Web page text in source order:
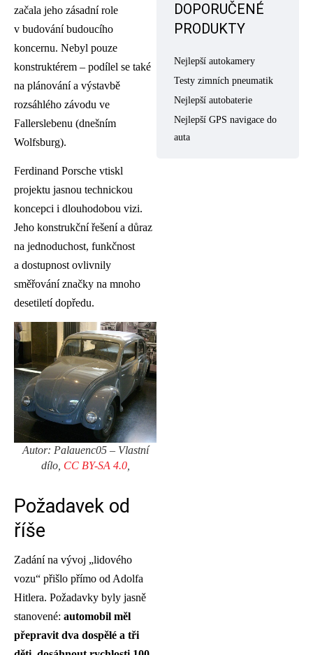
začala jeho zásadní role
v budování budoucího
koncernu. Nebyl pouze
konstruktérem – podílel se také
na plánování a výstavbě
rozsáhlého závodu ve
Fallerslebenu (dnešním
Wolfsburg).
Ferdinand Porsche vtiskl
projektu jasnou technickou
koncepci i dlouhodobou vizi.
Jeho konstrukční řešení a důraz
na jednoduchost, funkčnost
a dostupnost ovlivnily
směřování značky na mnoho
desetiletí dopředu.
Autor: Palauenc05 – Vlastní
dílo, CC BY-SA 4.0,
Požadavek od
říše
Zadání na vývoj „lidového
vozu“ přišlo přímo od Adolfa
Hitlera. Požadavky byly jasně
stanovené: automobil měl
přepravit dva dospělé a tři
DOPORUČENÉ
PRODUKTY
Nejlepší autokamery
Testy zimních pneumatik
Nejlepší autobaterie
Nejlepší GPS navigace do
auta